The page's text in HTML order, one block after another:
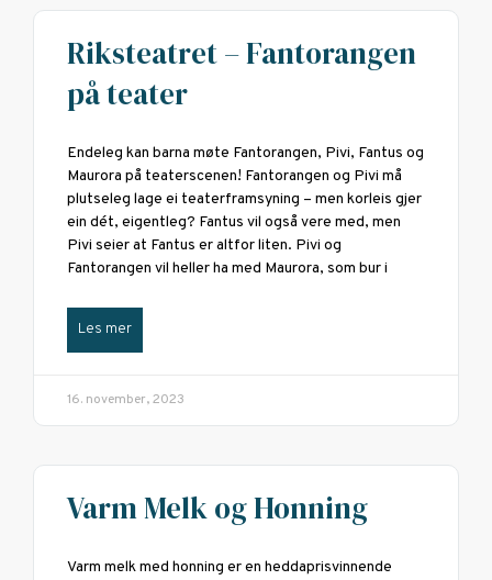
Riksteatret – Fantorangen
på teater
Endeleg kan barna møte Fantorangen, Pivi, Fantus og
Maurora på teaterscenen! Fantorangen og Pivi må
plutseleg lage ei teaterframsyning – men korleis gjer
ein dét, eigentleg? Fantus vil også vere med, men
Pivi seier at Fantus er altfor liten. Pivi og
Fantorangen vil heller ha med Maurora, som bur i
Les mer
16. november, 2023
Varm Melk og Honning
Varm melk med honning er en heddaprisvinnende